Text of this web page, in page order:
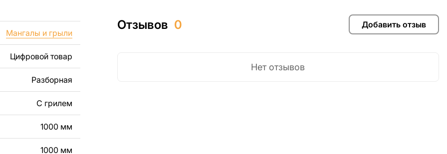
что
изображение,
дизайн изделия.
изделия из
с нами в
Мангалы и грыли
Цифровой товар
Разборная
С грилем
1000 мм
1000 мм
Отзывов 0 Добавить отзыв
Нет отзывов